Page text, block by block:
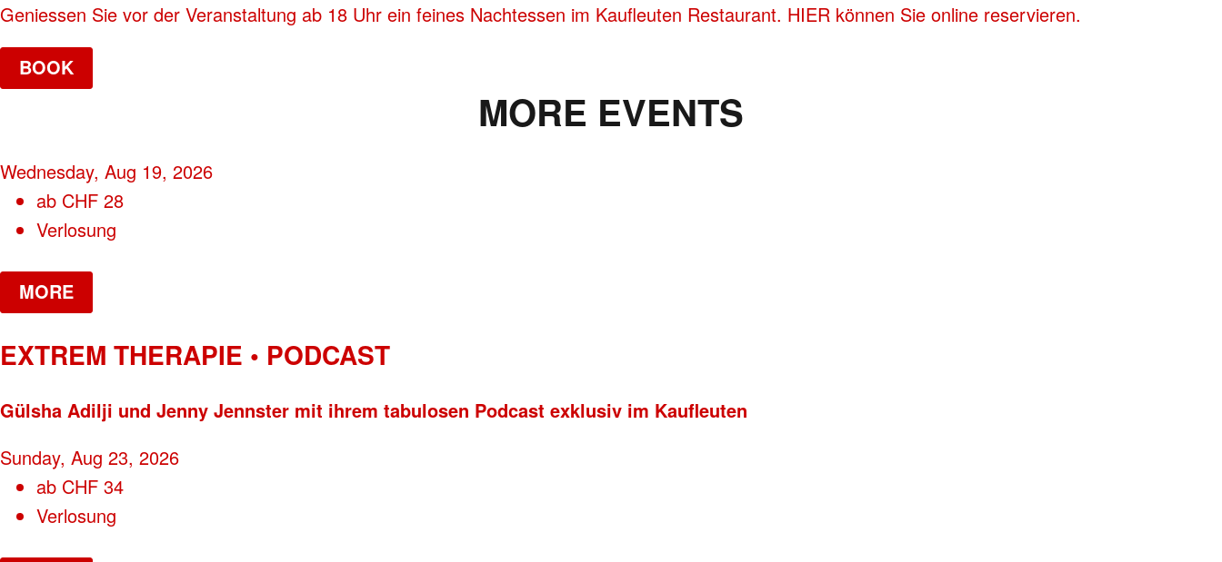
Geniessen Sie vor der Veranstaltung ab 18 Uhr ein feines Nachtessen im Kaufleuten Restaurant. HIER können Sie online reservieren.
BOOK
MORE EVENTS
Wednesday, Aug 19, 2026
ab CHF 28
Verlosung
MORE
EXTREM THERAPIE • PODCAST
Gülsha Adilji und Jenny Jennster mit ihrem tabulosen Podcast exklusiv im Kaufleuten
Sunday, Aug 23, 2026
ab CHF 34
Verlosung